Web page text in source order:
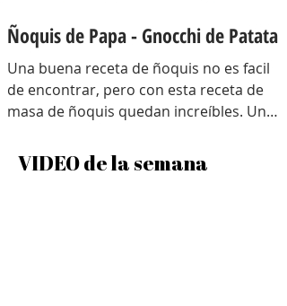
Ñoquis de Papa - Gnocchi de Patata
Una buena receta de ñoquis no es facil
de encontrar, pero con esta receta de
masa de ñoquis quedan increíbles. Unos
receta que me traje con toda la técnica
de Italia y con algunos tips para
VIDEO de la semana